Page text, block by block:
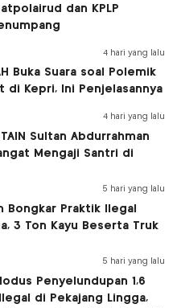
dan KPLP
4 hari yang lalu
Buka Suara soal Polemik
di Kepri, Ini Penjelasannya
4 hari yang lalu
Sultan Abdurrahman
Mengaji Santri di
5 hari yang lalu
Bongkar Praktik Ilegal
3 Ton Kayu Beserta Truk
5 hari yang lalu
Penyelundupan 1,6
di Pekajang Lingga,